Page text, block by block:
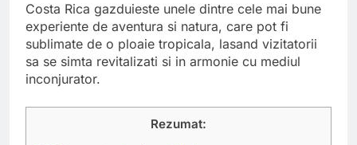
Costa Rica gazduieste unele dintre cele mai bune
experiente de aventura si natura, care pot fi
sublimate de o ploaie tropicala, lasand vizitatorii
sa se simta revitalizati si in armonie cu mediul
inconjurator.
Rezumat: